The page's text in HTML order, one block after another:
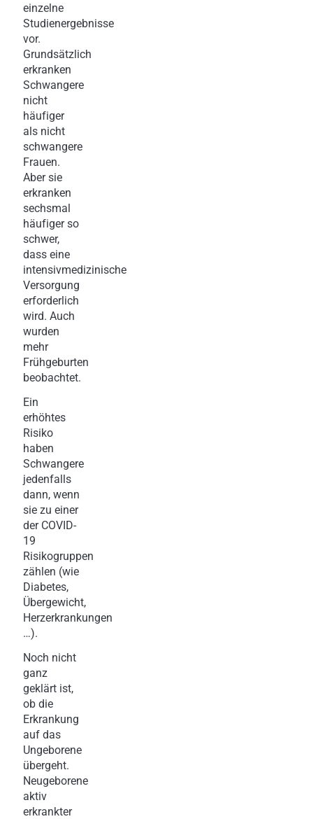
einzelne
Studienergebnisse
vor.
Grundsätzlich
erkranken
Schwangere
nicht
häufiger
als nicht
schwangere
Frauen.
Aber sie
erkranken
sechsmal
häufiger so
schwer,
dass eine
intensivmedizinische
Versorgung
erforderlich
wird. Auch
wurden
mehr
Frühgeburten
beobachtet.
Ein
erhöhtes
Risiko
haben
Schwangere
jedenfalls
dann, wenn
sie zu einer
der COVID-
19
Risikogruppen
zählen (wie
Diabetes,
Übergewicht,
Herzerkrankungen
…).
Noch nicht
ganz
geklärt ist,
ob die
Erkrankung
auf das
Ungeborene
übergeht.
Neugeborene
aktiv
erkrankter